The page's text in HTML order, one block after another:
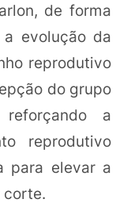
de forma
evolução da
reprodutivo
do grupo
a
reprodutivo
para elevar a
corte.